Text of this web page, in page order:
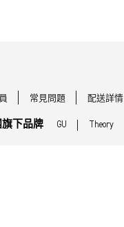
常見問題 配送詳情
下品牌 GU Theory